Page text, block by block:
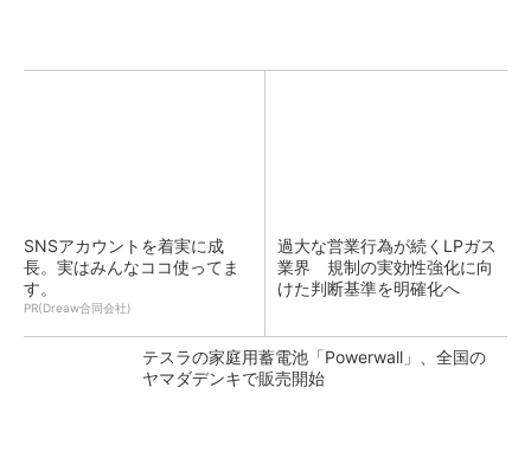
SNSアカウントを着実に成
長。実はみんなココ使ってま
す。
PR(Dreaw合同会社)
過大な営業行為が続くLPガス
業界 規制の実効性強化に向
けた判断基準を明確化へ
テスラの家庭用蓄電池「Powerwall」、全国の
ヤマダデンキで販売開始